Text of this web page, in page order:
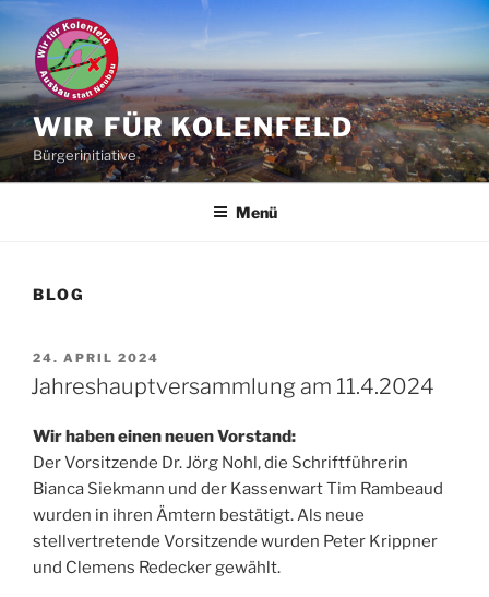
Zum
Inhalt
springen
WIR FÜR KOLENFELD
Bürgerinitiative
Menü
BLOG
VERÖFFENTLICHT
AM
24. APRIL 2024
Jahreshauptversammlung am 11.4.2024
Wir haben einen neuen Vorstand:
Der Vorsitzende Dr. Jörg Nohl, die Schriftführerin
Bianca Siekmann und der Kassenwart Tim Rambeaud
wurden in ihren Ämtern bestätigt. Als neue
stellvertretende Vorsitzende wurden Peter Krippner
und Clemens Redecker gewählt.